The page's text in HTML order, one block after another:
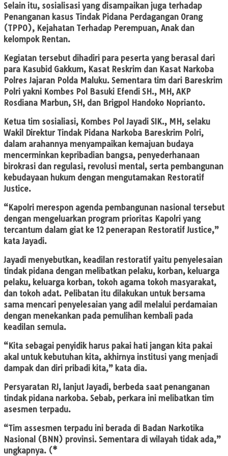
Selain itu, sosialisasi yang disampaikan juga terhadap
Penanganan kasus Tindak Pidana Perdagangan Orang
(TPPO), Kejahatan Terhadap Perempuan, Anak dan
kelompok Rentan.
Kegiatan tersebut dihadiri para peserta yang berasal dari
para Kasubid Gakkum, Kasat Reskrim dan Kasat Narkoba
Polres Jajaran Polda Maluku. Sementara tim dari Bareskrim
Polri yakni Kombes Pol Basuki Efendi SH., MH, AKP
Rosdiana Marbun, SH, dan Brigpol Handoko Noprianto.
Ketua tim sosialiasi, Kombes Pol Jayadi SIK., MH, selaku
Wakil Direktur Tindak Pidana Narkoba Bareskrim Polri,
dalam arahannya menyampaikan kemajuan budaya
mencerminkan kepribadian bangsa, penyederhanaan
birokrasi dan regulasi, revolusi mental, serta pembangunan
kebudayaan hukum dengan mengutamakan Restoratif
Justice.
“Kapolri merespon agenda pembangunan nasional tersebut
dengan mengeluarkan program prioritas Kapolri yang
tercantum dalam giat ke 12 penerapan Restoratif Justice,”
kata Jayadi.
Jayadi menyebutkan, keadilan restoratif yaitu penyelesaian
tindak pidana dengan melibatkan pelaku, korban, keluarga
pelaku, keluarga korban, tokoh agama tokoh masyarakat,
dan tokoh adat. Pelibatan itu dilakukan untuk bersama
sama mencari penyelesaian yang adil melalui perdamaian
dengan menekankan pada pemulihan kembali pada
keadilan semula.
“Kita sebagai penyidik harus pakai hati jangan kita pakai
akal untuk kebutuhan kita, akhirnya institusi yang menjadi
dampak dan diri pribadi kita,” kata dia.
Persyaratan RJ, lanjut Jayadi, berbeda saat penanganan
tindak pidana narkoba. Sebab, perkara ini melibatkan tim
asesmen terpadu.
“Tim assesmen terpadu ini berada di Badan Narkotika
Nasional (BNN) provinsi. Sementara di wilayah tidak ada,”
ungkapnya. (*